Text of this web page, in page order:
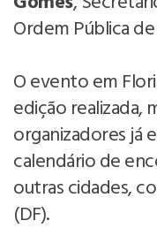
Ordem Pública
O evento em
edição realizada,
organizadores já
calendário de
outras cidades,
(DF).